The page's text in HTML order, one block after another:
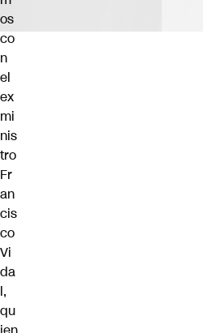
os
co
n
el
ex
mi
nis
tro
Fr
an
cis
co
Vi
da
l,
qu